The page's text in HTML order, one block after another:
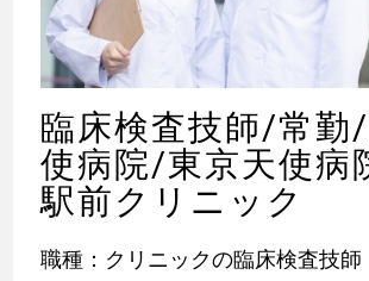
臨床検査技師/常勤
使病院/東京天使病
駅前クリニック
職種：クリニックの臨床検査技師